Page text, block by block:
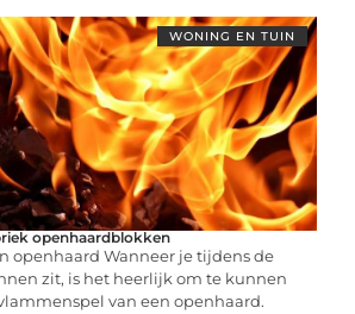
WONING EN TUIN
openhaardblokken
openhaard Wanneer je tijdens de
zit, is het heerlijk om te kunnen
van een openhaard.